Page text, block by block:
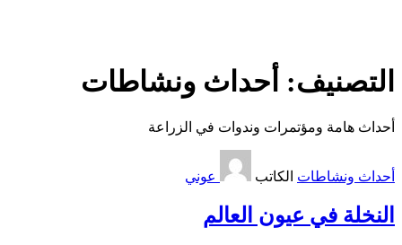
التصنيف: أحداث ونشاطات
أحداث هامة ومؤتمرات وندوات في الزراعة
أحداث ونشاطات الكاتب عوني
النخلة في عيون العالم